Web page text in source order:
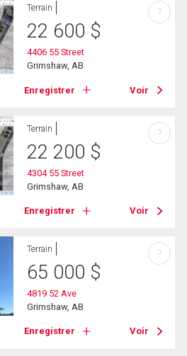
Terrain
22 600 $
4406 55 Street
Grimshaw, AB
Enregistrer Voir
?
Terrain
22 200 $
4304 55 Street
Grimshaw, AB
Enregistrer Voir
?
Terrain
65 000 $
4819 52 Ave
Grimshaw, AB
Enregistrer Voir
?